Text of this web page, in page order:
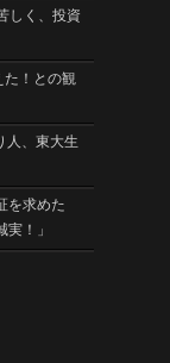
しく、投資
た！との観
人、東大生
を求めた
！」